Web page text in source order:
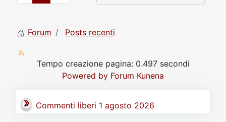
Forum Posts recenti
Tempo creazione pagina: 0.497 secondi
Powered by Forum Kunena
Commenti liberi 1 agosto 2026